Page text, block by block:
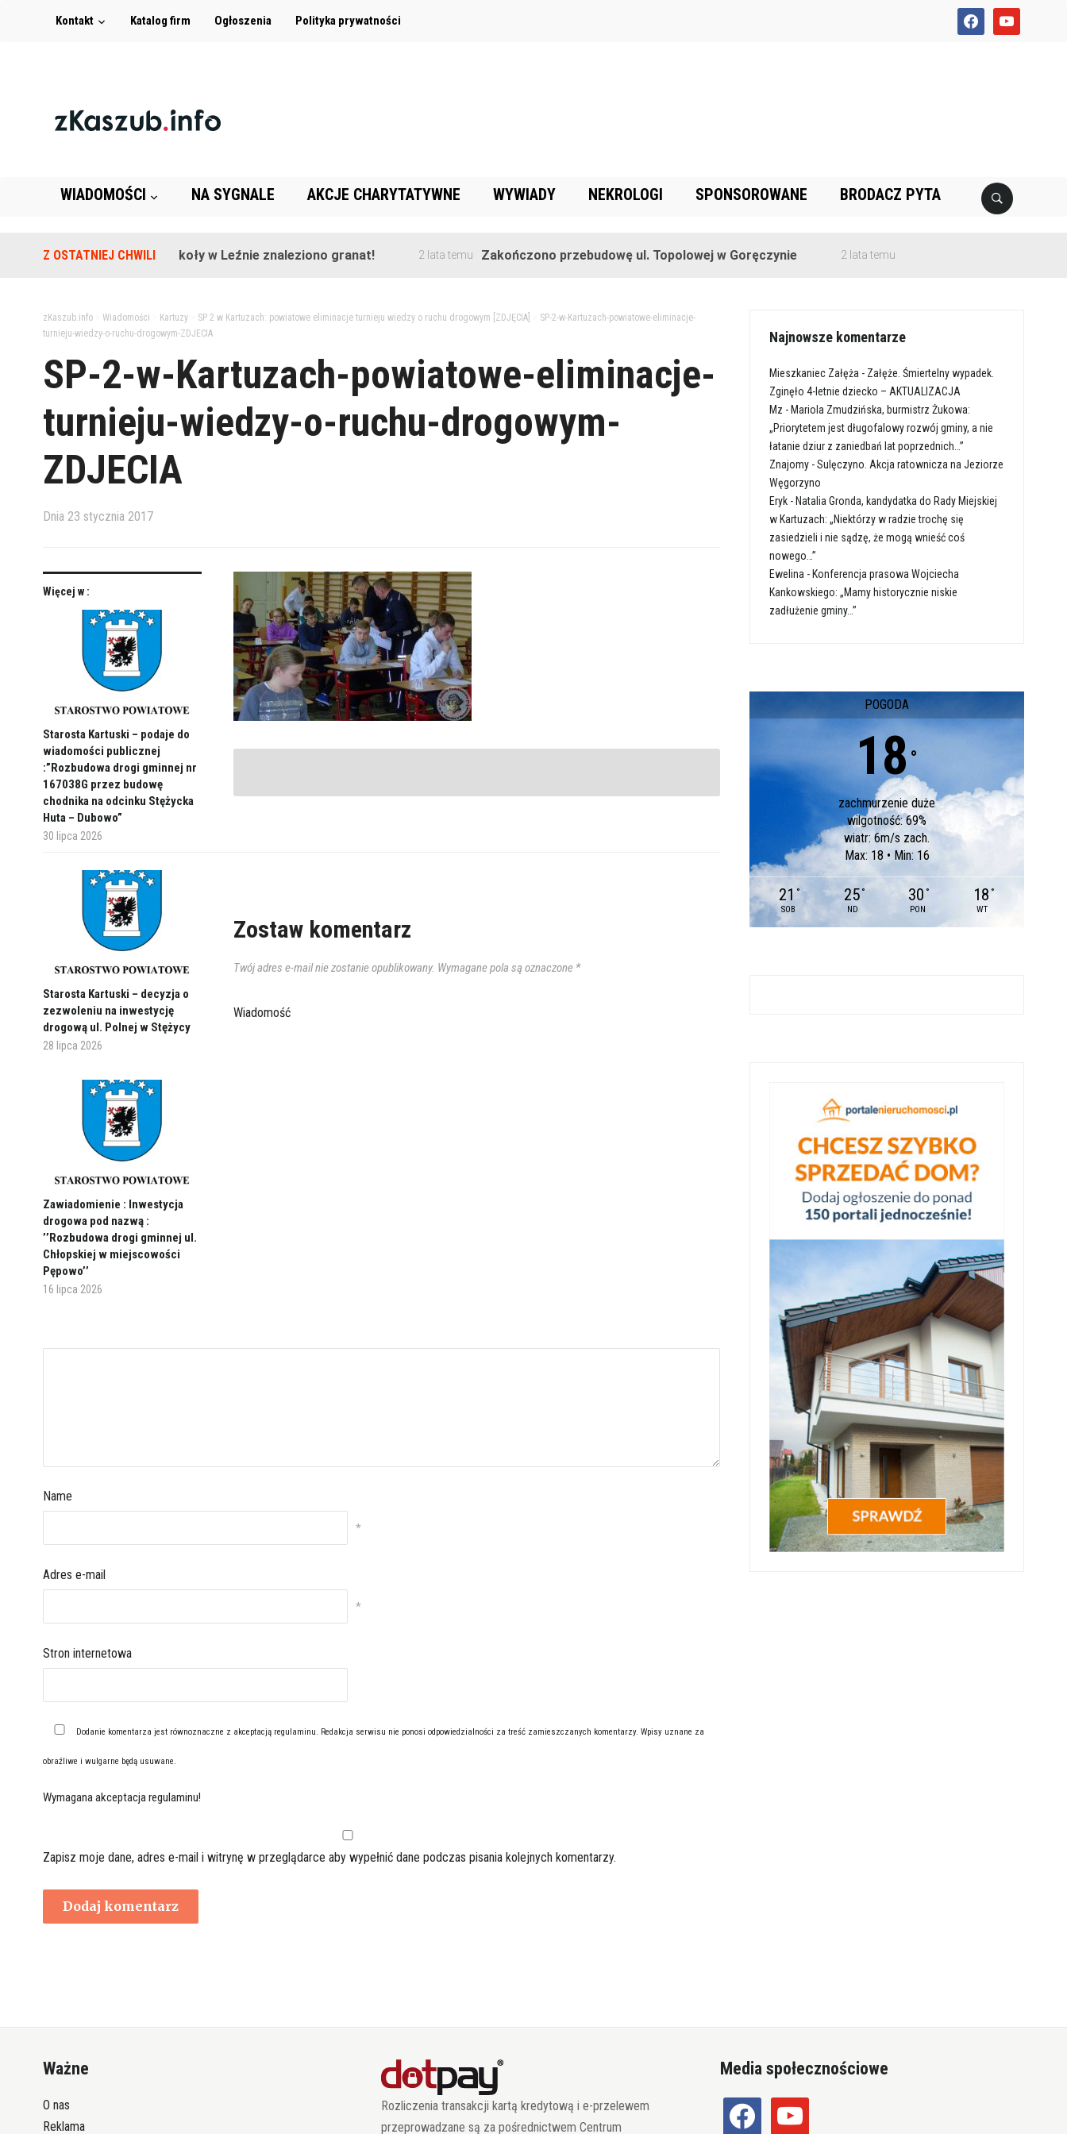
facebookyoutube
Kontakt Katalog firm Ogłoszenia Polityka prywatności
WIADOMOŚCI NA SYGNALE AKCJE CHARYTATYWNE WYWIADY NEKROLOGI SPONSOROWANE BRODACZ PYTA
Z OSTATNIEJ CHWILI
Na terenie szkoły w Leźnie znaleziono granat! 2 lata temu Zakończono przebudowę ul. Topolowej w Goręczynie 2 lata temu
zKaszub.info> Wiadomości Kartuzy> SP 2 w Kartuzach: powiatowe eliminacje turnieju wiedzy o ruchu drogowym [ZDJĘCIA]
SP-2-w-Kartuzach-powiatowe-eliminacje-
turnieju-wiedzy-o-ruchu-drogowym-ZDJECIA
SP-2-w-Kartuzach-powiatowe-eliminacje-
turnieju-wiedzy-o-ruchu-drogowym-
ZDJECIA
Dnia 23 stycznia 2017
Więcej w :
Starosta Kartuski – podaje do
wiadomości publicznej
:”Rozbudowa drogi gminnej nr
167038G przez budowę
chodnika na odcinku Stężycka
Huta – Dubowo”
30 lipca 2026
Starosta Kartuski – decyzja o
zezwoleniu na inwestycję
drogową ul. Polnej w Stężycy
28 lipca 2026
Zawiadomienie : Inwestycja
drogowa pod nazwą :
’’Rozbudowa drogi gminnej ul.
Chłopskiej w miejscowości
Pępowo’’
16 lipca 2026
Zostaw komentarz
Twój adres e-mail nie zostanie opublikowany. Wymagane pola są oznaczone *
Wiadomość
Name
*
Adres e-mail
*
Stron internetowa
Dodanie komentarza jest równoznaczne z akceptacją regulaminu. Redakcja serwisu nie ponosi odpowiedzialności za treść zamieszczanych komentarzy. Wpisy uznane za
obraźliwe i wulgarne będą usuwane.
Wymagana akceptacja regulaminu!
Zapisz moje dane, adres e-mail i witrynę w przeglądarce aby wypełnić dane podczas pisania kolejnych komentarzy.
Najnowsze komentarze
Mieszkaniec Załęża - Załęże. Śmiertelny wypadek.
Zginęło 4-letnie dziecko – AKTUALIZACJA
Mz - Mariola Zmudzińska, burmistrz Żukowa:
„Priorytetem jest długofalowy rozwój gminy, a nie
łatanie dziur z zaniedbań lat poprzednich…”
Znajomy -Sulęczyno. Akcja ratownicza na Jeziorze
Węgorzyno
Eryk - Natalia Gronda, kandydatka do Rady Miejskiej
w Kartuzach: „Niektórzy w radzie trochę się
zasiedzieli i nie sądzę, że mogą wnieść coś
nowego…”
Ewelina - Konferencja prasowa Wojciecha
Kankowskiego: „Mamy historycznie niskie
zadłużenie gminy…”
POGODA
18 °
zachmurzenie duże
wilgotność: 69%
wiatr: 6m/s zach.
Max: 18 • Min: 16
21 °
SOB
25 °
ND
30 °
PON
18 °
WT
Ważne
O nas
Reklama
Rozliczenia transakcji kartą kredytową i e-przelewem
przeprowadzane są za pośrednictwem Centrum
Media społecznościowe
facebook youtube